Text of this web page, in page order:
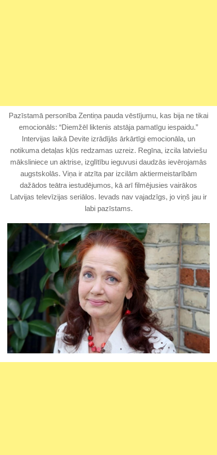
Pazīstamā personība Zentiņa pauda vēstījumu, kas bija ne tikai
emocionāls: “Diemžēl liktenis atstāja pamatīgu iespaidu.”
Intervijas laikā Devite izrādījās ārkārtīgi emocionāla, un
notikuma detaļas kļūs redzamas uzreiz. Regīna, izcila latviešu
māksliniece un aktrise, izglītību ieguvusi daudzās ievērojamās
augstskolās. Viņa ir atzīta par izcilām aktiermeistarībām
dažādos teātra iestudējumos, kā arī filmējusies vairākos
Latvijas televīzijas seriālos. Ievads nav vajadzīgs, jo viņš jau ir
labi pazīstams.